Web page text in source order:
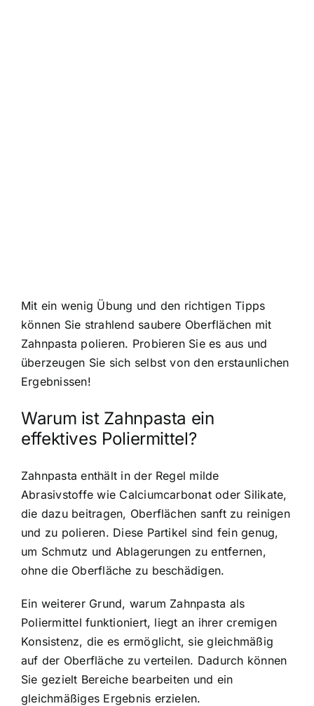
Mit ein wenig Übung und den richtigen Tipps
können Sie strahlend saubere Oberflächen mit
Zahnpasta polieren. Probieren Sie es aus und
überzeugen Sie sich selbst von den erstaunlichen
Ergebnissen!
Warum ist Zahnpasta ein
effektives Poliermittel?
Zahnpasta enthält in der Regel milde
Abrasivstoffe wie Calciumcarbonat oder Silikate,
die dazu beitragen, Oberflächen sanft zu reinigen
und zu polieren. Diese Partikel sind fein genug,
um Schmutz und Ablagerungen zu entfernen,
ohne die Oberfläche zu beschädigen.
Ein weiterer Grund, warum Zahnpasta als
Poliermittel funktioniert, liegt an ihrer cremigen
Konsistenz, die es ermöglicht, sie gleichmäßig
auf der Oberfläche zu verteilen. Dadurch können
Sie gezielt Bereiche bearbeiten und ein
gleichmäßiges Ergebnis erzielen.